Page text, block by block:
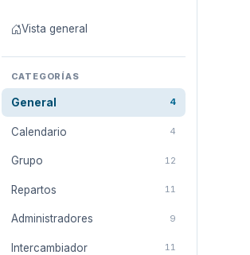
Vista general
CATEGORÍAS
General 4
Calendario 4
Grupo 12
Repartos 11
Administradores 9
Intercambiador 11